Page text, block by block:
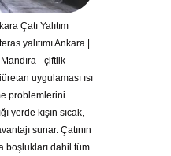
Çatı Yalıtım
yalıtımı Ankara |
- çiftlik
uygulaması ısı
problemlerini
yerde kışın sıcak,
sunar. Çatının
boşlukları dahil tüm